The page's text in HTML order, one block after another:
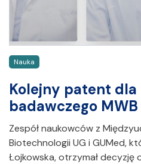
Nauka
Kolejny patent dla
badawczego MWB
Zespół naukowców z
Biotechnologii UG i GUMed,
Łojkowska, otrzymał